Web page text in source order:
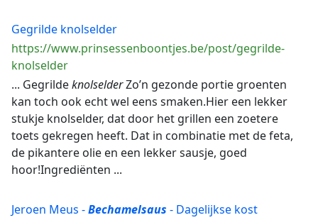
Gegrilde knolselder
https://www.prinsessenboontjes.be/post/gegrilde-
knolselder
... GegrildeknolselderZo’n gezonde portie groenten
kan toch ook echt wel eens smaken.Hier een lekker
stukje knolselder, dat door het grillen een zoetere
toets gekregen heeft. Dat in combinatie met de feta,
de pikantere olie en een lekker sausje, goed
hoor!Ingrediënten ...
Jeroen Meus -Bechamelsaus - Dagelijkse kost